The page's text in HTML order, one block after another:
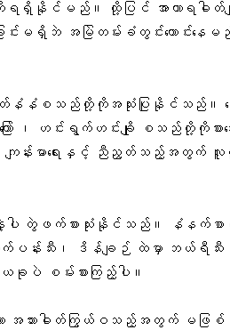
နိုင်မည်။ ထို့ပြင် အာဟာရဓါတ်မျာ
ေ့ခြင်းမရှိဘဲ အမြဲတမ်းခံတွင်းကောင်းန
တ်နံနံစသည်တို့ကိုအသုံးပြုနိုင်သည်။
ာ် ၊ ဟင်းရွက်ဟင်းချို စသည်တို့ကိုစား
ကျန်းမာရေးနှင့် ညီညွတ်သည့်အတွက် လူတိုင်
ျားနဲ့ပါ တွဲဖက်စားသုံးနိုင်သည်။ နံနက်စ
းသီး၊ ဒိန်ချဉ် ထဲမှာ ဘယ်ရီသီး ထ
ခုပဲ စမ်းစားကြည့်ပါ။
သော အသားဓါတ်ကြွယ်ဝသည့်အတွက် မဖြစ်မ